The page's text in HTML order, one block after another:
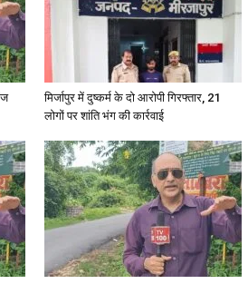
News
मिर्जापुर में दुष्कर्म के दो आरोपी गिरफ्तार, 21
लोगों पर शांति भंग की कार्रवाई